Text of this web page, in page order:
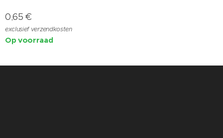
0,65 €
exclusief verzendkosten
Op voorraad